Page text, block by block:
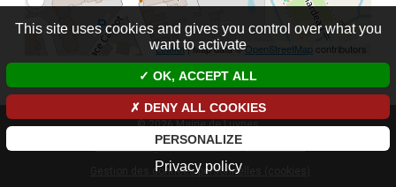
Leaflet| Map data ©OpenStreetMap contributors
© 2026 Mairie de Luynes
Mentions légales et données personnelles
Gestion des données personnelles (cookies)
This site uses cookies and gives you control over what you
want to activate
OK, ACCEPT ALL
DENY ALL COOKIES
PERSONALIZE
Privacy policy